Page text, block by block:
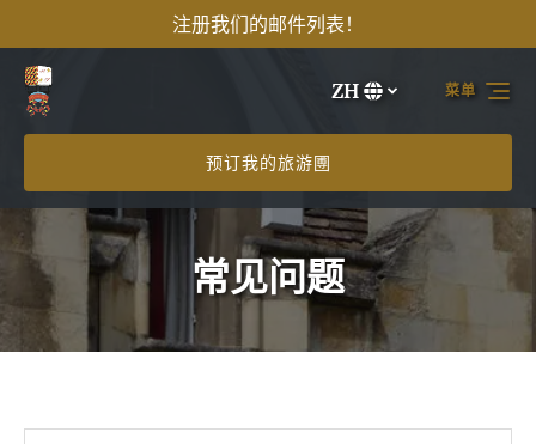
注册我们的邮件列表！
择
的
语
言
ZH
预订我的旅游圑
菜单
常见问题